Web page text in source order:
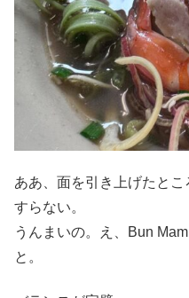
ああ、面を引き上げたと
すらない。
うんまいの。え、Bun
と。